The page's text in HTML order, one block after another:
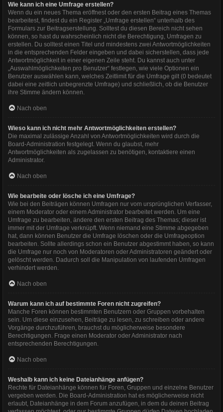
Wie kann ich eine Umfrage erstellen?
Wenn du ein neues Thema eröffnest oder den ersten Beitrag eines Themas
bearbeitest, findest du ein Register „Umfrage erstellen“ unterhalb des
Formulars zur Beitragserstellung. Solltest du diesen Bereich nicht sehen
können, so hast du wahrscheinlich nicht die Berechtigung, Umfragen zu
erstellen. Du solltest einen Titel und mindestens zwei Antwortmöglichkeiten
in die entsprechenden Felder eingeben und dabei sicherstellen, dass jede
Antwortmöglichkeit in einer eigenen Zeile steht. Du kannst auch unter
„Auswahlmöglichkeiten pro Benutzer“ festlegen, wie viele Optionen ein
Benutzer auswählen kann, welches Zeitlimit für die Umfrage gilt (0 bedeutet
dabei eine zeitlich unbegrenzte Umfrage) und schließlich, ob die Benutzer
ihre Stimme ändern können.
Nach oben
Wieso kann ich nicht mehr Antwortmöglichkeiten erstellen?
Die maximal zulässige Anzahl von Antwortmöglichkeiten wird durch die
Board-Administration festgelegt. Wenn du glaubst, mehr
Antwortmöglichkeiten als zugelassen zu benötigen, kontaktiere einen
Administrator.
Nach oben
Wie bearbeite oder lösche ich eine Umfrage?
Wie bei den Beiträgen können Umfragen nur vom ursprünglichen Verfasser,
einem Moderator oder einem Administrator bearbeitet werden. Um eine
Umfrage zu bearbeiten, ändere den ersten Beitrag des Themas; dieser ist
immer mit der Umfrage verknüpft. Wenn niemand eine Stimme abgegeben
hat, dann können Benutzer die Umfrage löschen oder die Umfrageoption
bearbeiten. Sollte allerdings schon ein Benutzer abgestimmt haben, so kann
die Umfrage nur noch von Moderatoren oder Administratoren geändert oder
gelöscht werden. Dadurch soll die Manipulation von laufenden Umfragen
verhindert werden.
Nach oben
Warum kann ich auf bestimmte Foren nicht zugreifen?
Manche Foren können bestimmten Benutzern oder Gruppen vorbehalten
sein. Um diese einzusehen, Beiträge zu lesen, zu schreiben oder andere
Vorgänge durchzuführen, brauchst du möglicherweise besondere
Berechtigungen. Frage einen Moderator oder Administrator nach
entsprechenden Berechtigungen.
Nach oben
Weshalb kann ich keine Dateianhänge anfügen?
Rechte für Dateianhänge können für Foren, Gruppen und einzelne Benutzer
vergeben werden. Die Board-Administration hat es möglicherweise nicht
erlaubt, Dateianhänge in dem Forum anzufügen, in dem du deinen Beitrag